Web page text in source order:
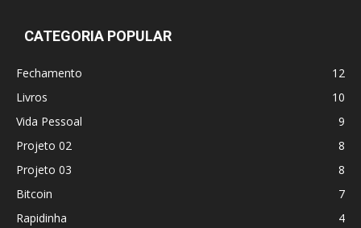
CATEGORIA POPULAR
Fechamento
12
Livros
10
Vida Pessoal
9
Projeto 02
8
Projeto 03
8
Bitcoin
7
Rapidinha
4